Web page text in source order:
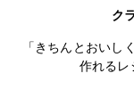
ク
「きちんとおいし
作れるレ